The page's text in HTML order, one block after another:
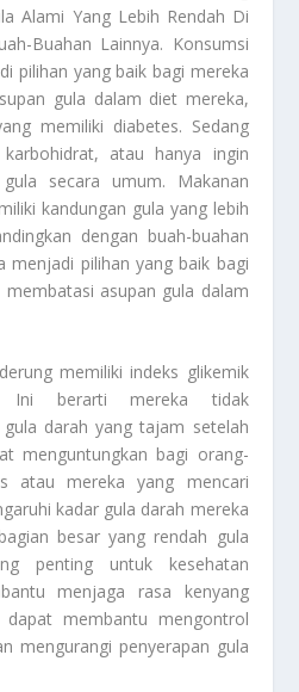
Alami Yang Lebih Rendah Di
Buahan Lainnya. Konsumsi
pilihan yang baik bagi mereka
gula dalam diet mereka,
memiliki diabetes. Sedang
atau hanya ingin
secara umum. Makanan
kandungan gula yang lebih
dengan buah-buahan
menjadi pilihan yang baik bagi
asupan gula dalam
memiliki indeks glikemik
Ini berarti mereka tidak
darah yang tajam setelah
menguntungkan bagi orang-
atau mereka yang mencari
kadar gula darah mereka
besar yang rendah gula
penting untuk kesehatan
menjaga rasa kenyang
membantu mengontrol
mengurangi penyerapan gula